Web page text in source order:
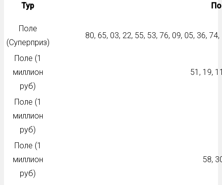
Тур
Поле
(Суперприз)
80, 65, 03, 22, 55, 53, 76, 09, 05, 36,
Поле (1
миллион
руб)
51, 19,
Поле (1
миллион
руб)
Поле (1
миллион
руб)
58,